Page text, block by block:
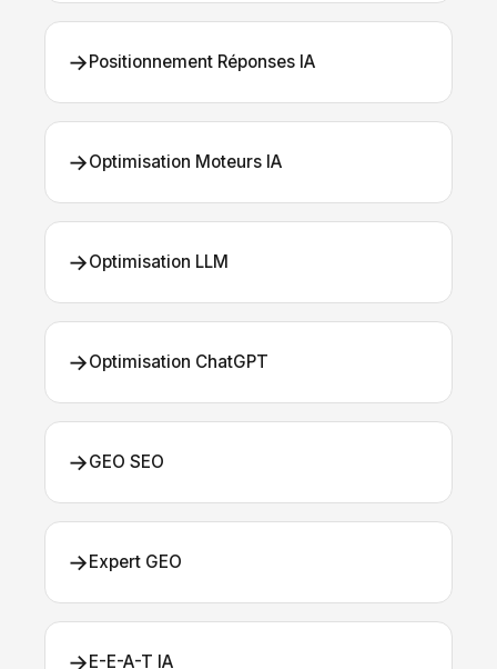
→Positionnement Réponses IA
→Optimisation Moteurs IA
→Optimisation LLM
→Optimisation ChatGPT
→GEO SEO
→Expert GEO
→E-E-A-T IA